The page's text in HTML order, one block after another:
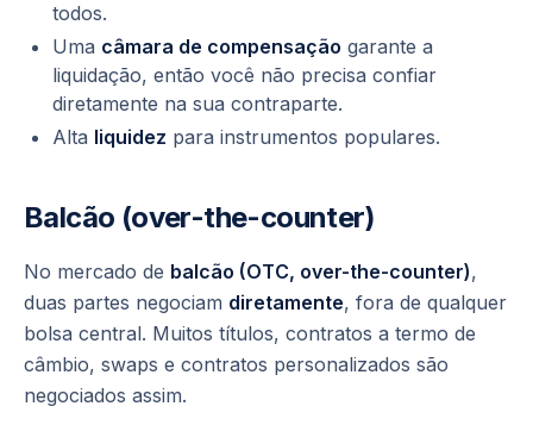
todos.
Uma câmara de compensação garante a
liquidação, então você não precisa confiar
diretamente na sua contraparte.
Alta liquidez para instrumentos populares.
Balcão (over-the-counter)
No mercado de balcão (OTC, over-the-counter),
duas partes negociam diretamente, fora de qualquer
bolsa central. Muitos títulos, contratos a termo de
câmbio, swaps e contratos personalizados são
negociados assim.